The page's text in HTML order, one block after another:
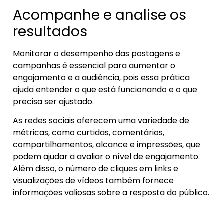
Acompanhe e analise os
resultados
Monitorar o desempenho das postagens e
campanhas é essencial para aumentar o
engajamento e a audiência, pois essa prática
ajuda entender o que está funcionando e o que
precisa ser ajustado.
As redes sociais oferecem uma variedade de
métricas, como curtidas, comentários,
compartilhamentos, alcance e impressões, que
podem ajudar a avaliar o nível de engajamento.
Além disso, o número de cliques em links e
visualizações de vídeos também fornece
informações valiosas sobre a resposta do público.